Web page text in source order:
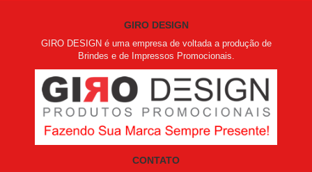
GIRO DESIGN
GIRO DESIGN é uma empresa de voltada a produção de
Brindes e de Impressos Promocionais.
CONTATO